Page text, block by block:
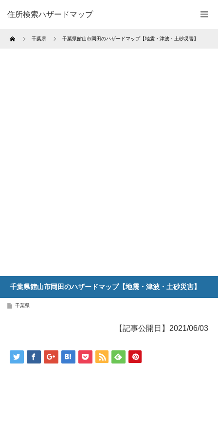
住所検索ハザードマップ
Home 千葉県 千葉県館山市岡田のハザードマップ【地震・津波・土砂災害】
千葉県館山市岡田のハザードマップ【地震・津波・土砂災害】
千葉県
【記事公開日】2021/06/03